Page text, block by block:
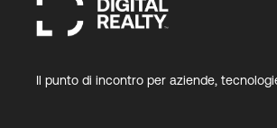
Il punto di incontro per aziende,